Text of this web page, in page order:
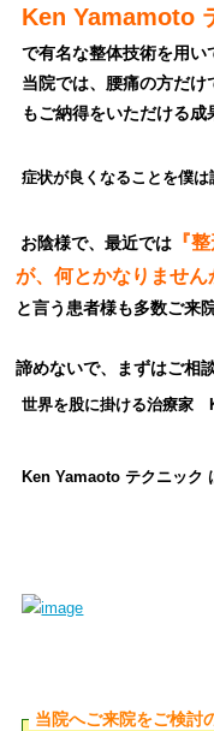
Ken Yamamoto
で有名な整体技術を用い
当院では、腰痛の方だ
もご納得をいただける成
症状が良くなることを僕は
お陰様で、最近では 『
が、何とかなりません
と言う患者様も多数ご来
諦めないで、まずはご相
世界を股に掛ける治療家
Ken Yamaoto テクニック
当院へご来院をご検討